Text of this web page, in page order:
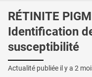
RÉTINITE
Identification
susceptibilité
Actualité publiée il y a 2